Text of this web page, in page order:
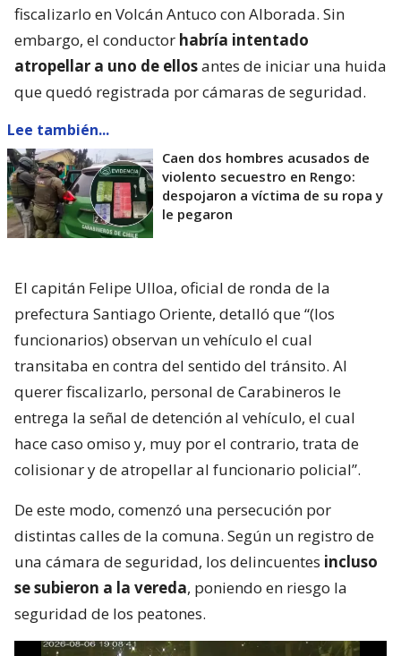
fiscalizarlo en Volcán Antuco con Alborada. Sin
embargo, el conductor habría intentado
atropellar a uno de ellosantes de iniciar una huida
que quedó registrada por cámaras de seguridad.
Lee también...
Caen dos hombres acusados de
violento secuestro en Rengo:
despojaron a víctima de su ropa y
le pegaron
El capitán Felipe Ulloa, oficial de ronda de la
prefectura Santiago Oriente, detalló que “(los
funcionarios) observan un vehículo el cual
transitaba en contra del sentido del tránsito. Al
querer fiscalizarlo, personal de Carabineros le
entrega la señal de detención al vehículo, el cual
hace caso omiso y, muy por el contrario, trata de
colisionar y de atropellar al funcionario policial”.
De este modo, comenzó una persecución por
distintas calles de la comuna. Según un registro de
una cámara de seguridad, los delincuentes incluso
se subieron a la vereda, poniendo en riesgo la
seguridad de los peatones.